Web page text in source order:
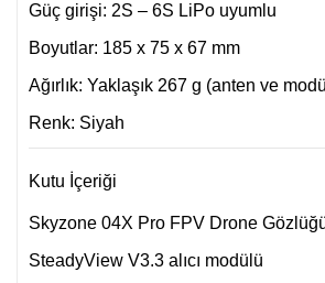
Güç girişi: 2S – 6S LiPo uyumlu
Boyutlar: 185 x 75 x 67 mm
Ağırlık: Yaklaşık 267 g (anten ve
Renk: Siyah
Kutu İçeriği
Skyzone 04X Pro FPV Drone
SteadyView V3.3 alıcı modülü